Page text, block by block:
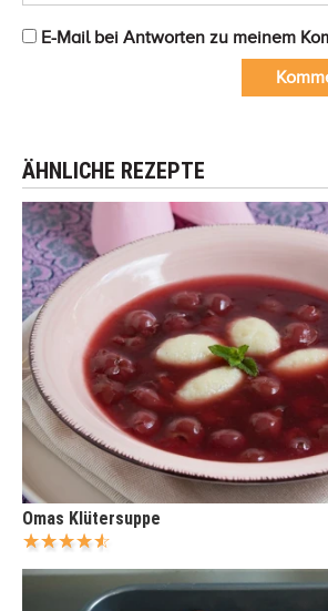
E-Mail bei Antworten zu meinem
ÄHNLICHE REZEPTE
Omas Klütersuppe